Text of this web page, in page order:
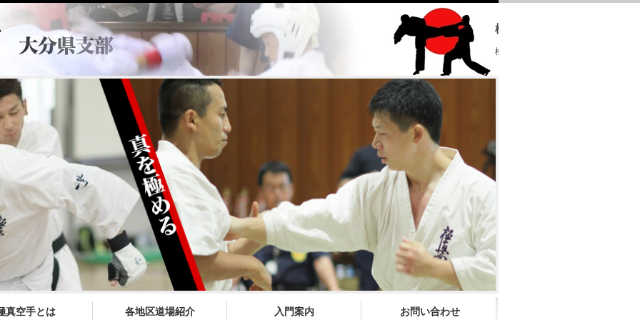
極真会館 大分県支部
極真会館 大分県支部 ホームページへ
真空手とは 各地区道場紹介 入門案内 お問い合わせ